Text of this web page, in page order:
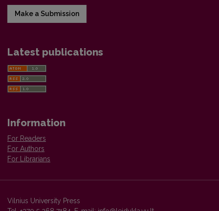
Make a Submission
Latest publications
Information
For Readers
For Authors
For Librarians
Vilnius University Press